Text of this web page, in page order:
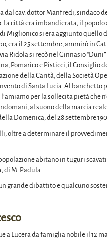
dal cav. dottor Manfredi, sindaco
La città era imbandierata, il
Miglionico si era aggiunto quello
era il 25 settembre, ammirò in
Ridola si recò nel Ginnasio
Pomarico e Pisticci, il Consiglio
della Carità, della Società
di Santa Lucia. Al banchetto
per la sollecita pietà che
al suono della marcia
Domenica, del 28 settembre
oltre a determinare il
abitano in tuguri
di M. Padula
grande dibattito e qualcuno
a Lucera da famiglia nobile il 12